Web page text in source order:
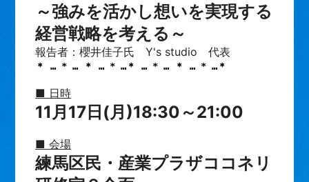
～強みを活かし想いを実現する
経営戦略を考える～
報告者：櫻井佳子氏 Y's studio 代表
＊ … * … ＊ … * …＊ … * … ＊ … * …＊
■ 日時
11月17日(月)18:30～21:00
■ 会場
練馬区民・産業プラザココネリ